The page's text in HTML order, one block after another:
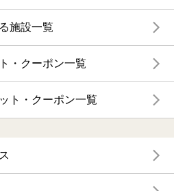
施設一覧
・クーポン一覧
ト・クーポン一覧